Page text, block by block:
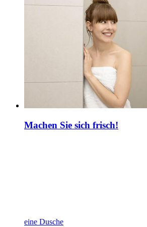
Machen Sie sich frisch!
eine Dusche